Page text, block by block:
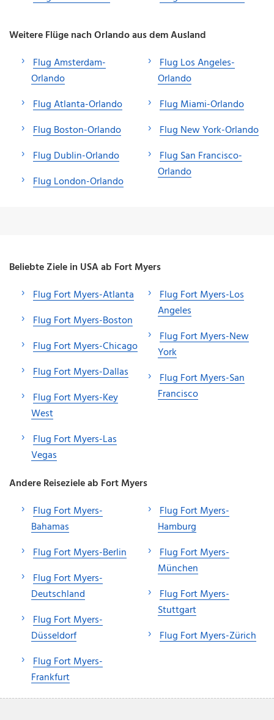
Weitere Flüge nach Orlando aus dem Ausland
Flug Amsterdam-
Orlando
Flug Atlanta-Orlando
Flug Boston-Orlando
Flug Dublin-Orlando
Flug London-Orlando
Flug Los Angeles-
Orlando
Flug Miami-Orlando
Flug New York-Orlando
Flug San Francisco-
Orlando
Beliebte Ziele in USA ab Fort Myers
Flug Fort Myers-Atlanta
Flug Fort Myers-Boston
Flug Fort Myers-Chicago
Flug Fort Myers-Dallas
Flug Fort Myers-Key
West
Flug Fort Myers-Las
Vegas
Flug Fort Myers-Los
Angeles
Flug Fort Myers-New
York
Flug Fort Myers-San
Francisco
Andere Reiseziele ab Fort Myers
Flug Fort Myers-
Bahamas
Flug Fort Myers-Berlin
Flug Fort Myers-
Deutschland
Flug Fort Myers-
Düsseldorf
Flug Fort Myers-
Frankfurt
Flug Fort Myers-
Hamburg
Flug Fort Myers-
München
Flug Fort Myers-
Stuttgart
Flug Fort Myers-Zürich